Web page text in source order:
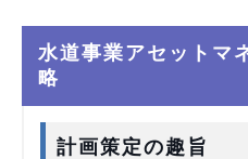
水道事業アセットマ
略
計画策定の趣旨